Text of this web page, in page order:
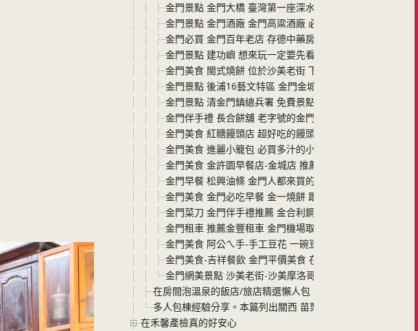
金門景點 金門大橋 臺灣第一座深水域的跨海大橋 通往小
金門景點 金門酒廠 金門高粱酒廠 必吃高粱酒冰淇淋咖啡與
金門必買 金門百年老店 存德中藥房 店裡的櫃子都是近二
金門景點 建功嶼 想來玩一定要先看潮汐表 否則無法登島
金門美食 閩式燒餅 位於沙美老街 下午冷門時段一樣排隊
金門景點 後浦16藝文特區 金門金城鎮上免費景點 必拍花
金門景點 清金門鎮總兵署 免費景點 就在美食多多的金城
金門伴手禮 長合餅舖 老字號的金門傳統餅舖糕點 伴手禮
金門美食 紅糖饅頭店 超好吃的饅頭 老闆的用心吃得出來
金門美食 進麗小籠包 必買多汁的小籠包與一口吃水煎包
金門美食 金許園早餐店-金城店 推薦必吃美食-多汁的豬肉
金門早餐 松興油條 金門人都來買的現炸油條 絕對是金門美
金門美食 金門必吃早餐 金一燒餅 跟著排就對了 鹹甜都好
金門菜刀 金門伴手禮推薦 金合利鋼刀觀光工廠 買鋼刀還
金門租車 推薦金豐租車 金門機場取車好便利 汽機車都很
金門美食 阿公ㄟ手-手工豆花 一碗豆花$50元配料任選不限
金門美食-吉祥餐飲 金門平價美食 在地人天天排隊都甘願的
金門網美景點 沙美老街-沙美摩洛哥 簡單拍出網美照 手機
在房間泡溫泉的飯店/旅店精選懶人包 在房間裡想泡就泡 不用
多人包棟經驗分享。本篇列出關西 苗栗 南投 四家我們包棟過
在禾馨產檢真的好安心